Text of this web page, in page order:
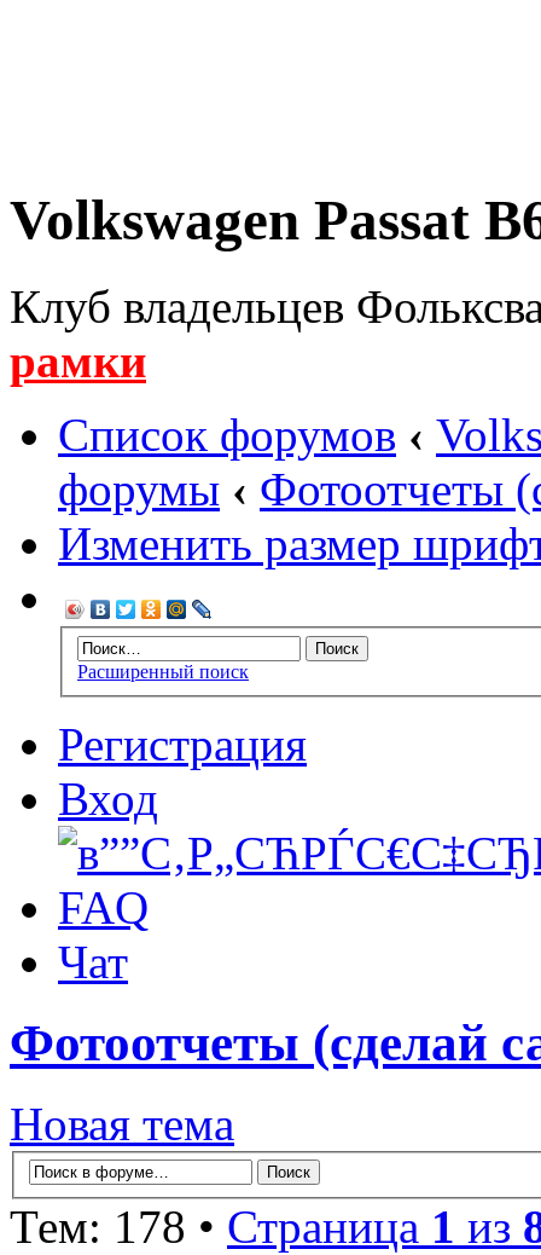
Volkswagen Passat
Клуб владельцев
рамки
Список форумов ‹
форумы ‹ Фотоотчеты
Изменить размер
Расширенный поиск
Регистрация
Вход
FAQ
Чат
Фотоотчеты (сделай
Новая тема
Тем: 178 • Страница 1 из